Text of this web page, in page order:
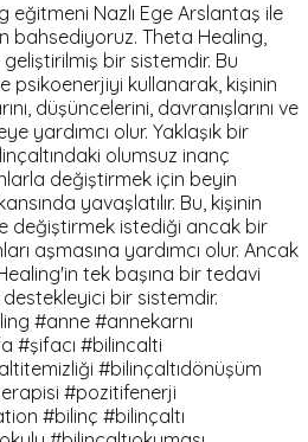
eğitmeni Nazlı Ege Arslantaş ile
bahsediyoruz. Theta Healing,
bir sistemdir. Bu
psikoenerjiyi kullanarak, kişinin
düşüncelerini, davranışlarını ve
yardımcı olur. Yaklaşık bir
olumsuz inanç
değiştirmek için beyin
yavaşlatılır. Bu, kişinin
değiştirmek istediği ancak bir
aşmasına yardımcı olur. Ancak
tek başına bir tedavi
bir sistemdir.
#anne #annekarnı
#şifacı #bilincalti
#bilinçaltıdönüşüm
#pozitifenerji
#bilinç #bilinçaltı